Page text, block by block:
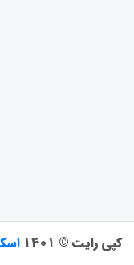
کپی رایت © ۱۴۰۱